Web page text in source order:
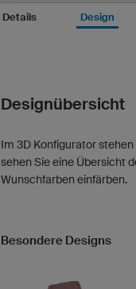
Details Design
Designübersicht
Im 3D Konfigurator
sehen Sie eine Übersicht
Wunschfarben einfärben.
Besondere Designs